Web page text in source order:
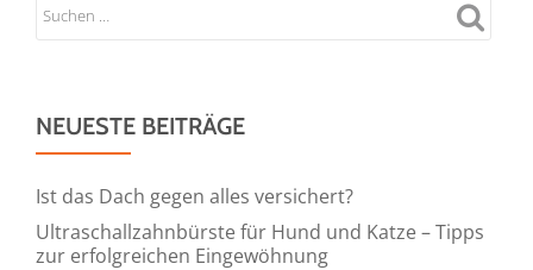
NEUESTE BEITRÄGE
Ist das Dach gegen alles versichert?
Ultraschallzahnbürste für Hund und Katze – Tipps
zur erfolgreichen Eingewöhnung